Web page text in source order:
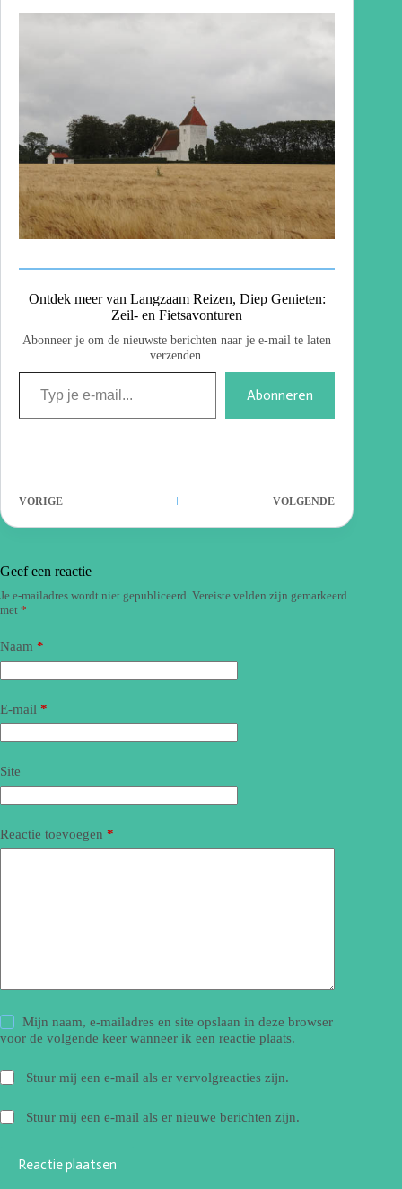
Ontdek meer van Langzaam Reizen, Diep Genieten:
Zeil- en Fietsavonturen
Abonneer je om de nieuwste berichten naar je e-mail te laten
verzenden.
Abonneren
VORIGE VOLGENDE
Geef een reactie
Je e-mailadres wordt niet gepubliceerd. Vereiste velden zijn gemarkeerd
met *
Naam *
E-mail *
Site
Reactie toevoegen *
Mijn naam, e-mailadres en site opslaan in deze browser
voor de volgende keer wanneer ik een reactie plaats.
Stuur mij een e-mail als er vervolgreacties zijn.
Stuur mij een e-mail als er nieuwe berichten zijn.
Reactie plaatsen